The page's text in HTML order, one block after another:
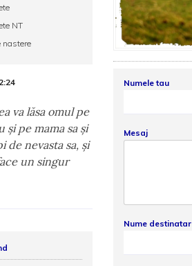
Numele tau
Mesaj
Nume destinatar
NT
nastere
va lăsa omul pe
şi pe mama sa şi
de nevasta sa, şi
un singur